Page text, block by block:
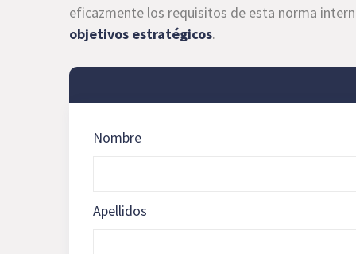
eficazmente los requisitos de esta norma
objetivos estratégicos.
Nombre
Apellidos